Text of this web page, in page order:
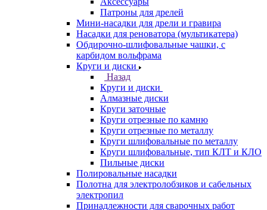
Патроны для дрелей
Мини-насадки для дрели и гравира
Насадки для реноватора (мультикатера)
Обдирочно-шлифовальные чашки, с
карбидом вольфрама
Круги и диски
Назад
Круги и диски
Алмазные диски
Круги заточные
Круги отрезные по камню
Круги отрезные по металлу
Круги шлифовальные по металлу
Круги шлифовальные, тип КЛТ и КЛО
Пильные диски
Полировальные насадки
Полотна для электролобзиков и сабельных
электропил
Принадлежности для сварочных работ